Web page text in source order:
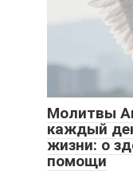
Молитвы
каждый
жизни: о
помощи